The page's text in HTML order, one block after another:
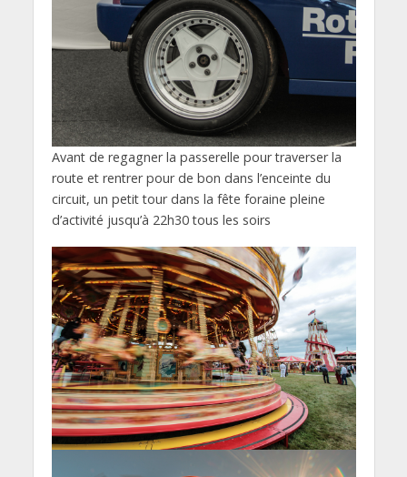
Avant de regagner la passerelle pour traverser la
route et rentrer pour de bon dans l’enceinte du
circuit, un petit tour dans la fête foraine pleine
d’activité jusqu’à 22h30 tous les soirs